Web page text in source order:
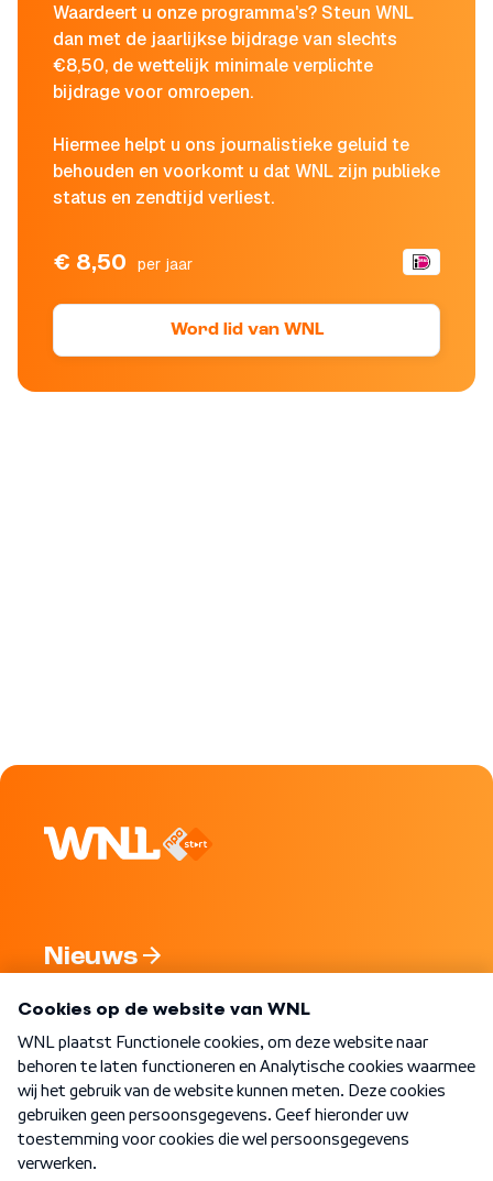
Waardeert u onze programma's? Steun WNL
dan met de jaarlijkse bijdrage van slechts
€8,50, de wettelijk minimale verplichte
bijdrage voor omroepen.
Hiermee helpt u ons journalistieke geluid te
behouden en voorkomt u dat WNL zijn publieke
status en zendtijd verliest.
€ 8,50 per jaar
Word lid van WNL
Nieuws
Nieuwsbrief
Word Lid